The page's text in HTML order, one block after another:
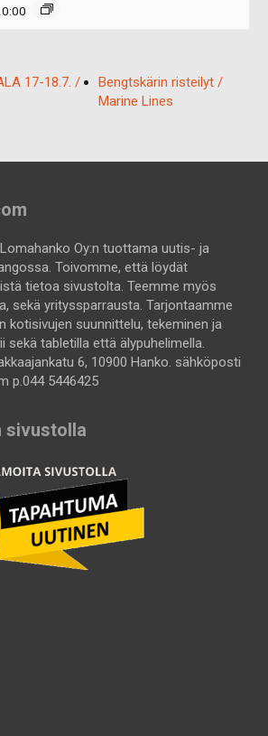
17-18.7. /
Bengtskärin risteilyt /
Marine Lines
Oy:n tuottama uutis- ja
Toivomme, että löydät
tietoa sivustolta. Teemme myös
sekä yrityssparrausta. Tarjontaamme
kotisivujen suunnittelu, tekeminen ja
sekä tabletilla että älypuhelimella.
6, 10900 Hanko. sähköposti
p.044 5446425
sivustolla